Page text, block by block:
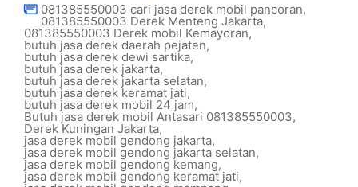
081385550003 cari jasa derek mobil pancoran,
081385550003 Derek Menteng Jakarta,
081385550003 Derek mobil Kemayoran,
butuh jasa derek daerah pejaten,
butuh jasa derek dewi sartika,
butuh jasa derek jakarta,
butuh jasa derek jakarta selatan,
butuh jasa derek keramat jati,
butuh jasa derek mobil 24 jam,
Butuh jasa derek mobil Antasari 081385550003,
Derek Kuningan Jakarta,
jasa derek mobil gendong jakarta,
jasa derek mobil gendong jakarta selatan,
jasa derek mobil gendong kemang,
jasa derek mobil gendong keramat jati,